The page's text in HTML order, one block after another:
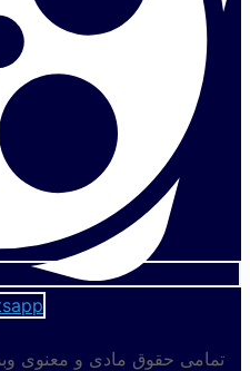
اندازه
انواع پارامتر
های
در مقیاس
بسته محاسبات ضخامت
تمامی حقوق مادی و معنوی